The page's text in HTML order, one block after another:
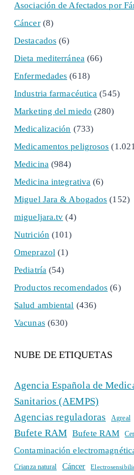
Asociación de Afectados por
Cáncer(8)
Destacados (6)
Dieta mediterránea(66)
Enfermedades (618)
Industria farmacéutica (545)
Marketing del miedo (280)
Medicalización (733)
Medicamentos peligrosos
Medicina(984)
Medicina integrativa (6)
Miguel Jara & Abogados (152)
migueljara.tv (4)
Nutrición(101)
Omeprazol(1)
Pediatría(54)
Productos recomendados (6)
Salud ambiental (436)
Vacunas(630)
NUBE DE ETIQUETAS
Agencia Española de
Sanitarios (AEMPS)
Agencias reguladoras
Agreal
Bufete RAM Bufete RAM
Contaminación
Crianza natural Cáncer